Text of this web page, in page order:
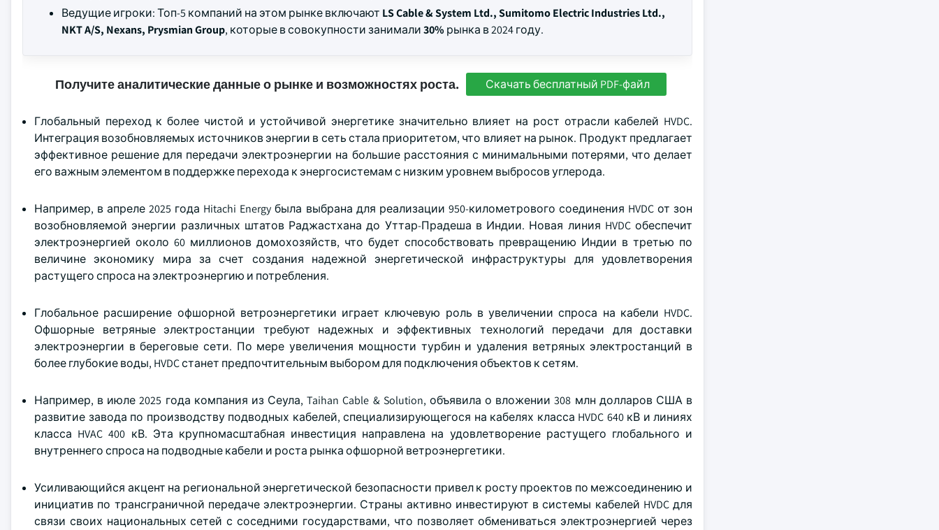
Ведущие игроки: Топ-5 компаний на этом рынке включают LS Cable & System Ltd., Sumitomo Electric Industries Ltd.,
NKT A/S, Nexans, Prysmian Group, которые в совокупности занимали30% рынка в 2024 году.
Получите аналитические данные о рынке и возможностях роста. Скачать бесплатный PDF-файл
Глобальный переход к более чистой и устойчивой энергетике значительно влияет на рост отрасли кабелей HVDC.
Интеграция возобновляемых источников энергии в сеть стала приоритетом, что влияет на рынок. Продукт предлагает
эффективное решение для передачи электроэнергии на большие расстояния с минимальными потерями, что делает
его важным элементом в поддержке перехода к энергосистемам с низким уровнем выбросов углерода.
Например, в апреле 2025 года Hitachi Energy была выбрана для реализации 950-километрового соединения HVDC от зон
возобновляемой энергии различных штатов Раджастхана до Уттар-Прадеша в Индии. Новая линия HVDC обеспечит
электроэнергией около 60 миллионов домохозяйств, что будет способствовать превращению Индии в третью по
величине экономику мира за счет создания надежной энергетической инфраструктуры для удовлетворения
растущего спроса на электроэнергию и потребления.
Глобальное расширение офшорной ветроэнергетики играет ключевую роль в увеличении спроса на кабели HVDC.
Офшорные ветряные электростанции требуют надежных и эффективных технологий передачи для доставки
электроэнергии в береговые сети. По мере увеличения мощности турбин и удаления ветряных электростанций в
более глубокие воды, HVDC станет предпочтительным выбором для подключения объектов к сетям.
Например, в июле 2025 года компания из Сеула, Taihan Cable & Solution, объявила о вложении 308 млн долларов США в
развитие завода по производству подводных кабелей, специализирующегося на кабелях класса HVDC 640 кВ и линиях
класса HVAC 400 кВ. Эта крупномасштабная инвестиция направлена на удовлетворение растущего глобального и
внутреннего спроса на подводные кабели и роста рынка офшорной ветроэнергетики.
Усиливающийся акцент на региональной энергетической безопасности привел к росту проектов по межсоединению и
инициатив по трансграничной передаче электроэнергии. Страны активно инвестируют в системы кабелей HVDC для
связи своих национальных сетей с соседними государствами, что позволяет обмениваться электроэнергией через